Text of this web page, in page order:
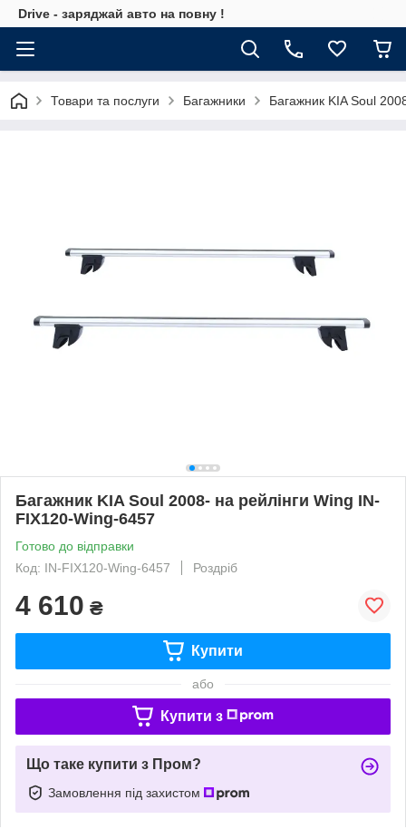
Drive - заряджай авто на повну !
Товари та послуги Багажники Багажник KIA Soul
Багажник KIA Soul 2008- на рейлінги Wing IN-
FIX120-Wing-6457
Готово до відправки
Код: IN-FIX120-Wing-6457
Роздріб
4 610 ₴
Купити
або
Купити з
Що таке купити з Пром?
Замовлення під захистом